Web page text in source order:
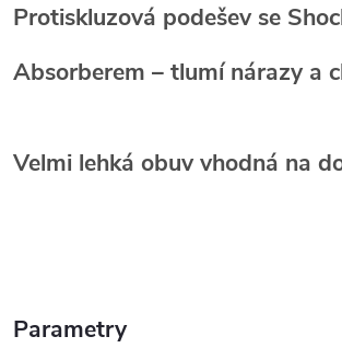
Protiskluzová podešev se
Absorberem – tlumí nárazy a
Velmi lehká obuv vhodná na
Parametry